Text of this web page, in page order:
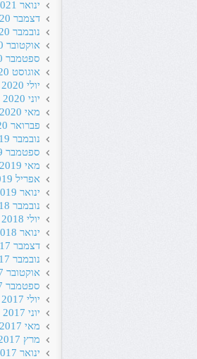
ינואר 2021
דצמבר 2020
נובמבר 2020
אוקטובר 2020
ספטמבר 2020
אוגוסט 2020
יולי 2020
יוני 2020
מאי 2020
פברואר 2020
נובמבר 2019
ספטמבר 2019
מאי 2019
אפריל 2019
ינואר 2019
נובמבר 2018
יולי 2018
ינואר 2018
דצמבר 2017
נובמבר 2017
אוקטובר 2017
ספטמבר 2017
יולי 2017
יוני 2017
מאי 2017
מרץ 2017
ינואר 2017